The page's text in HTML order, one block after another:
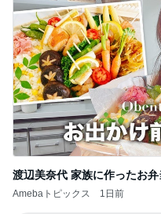
渡辺美奈代 家族に作ったお弁
Amebaトピックス 1日前